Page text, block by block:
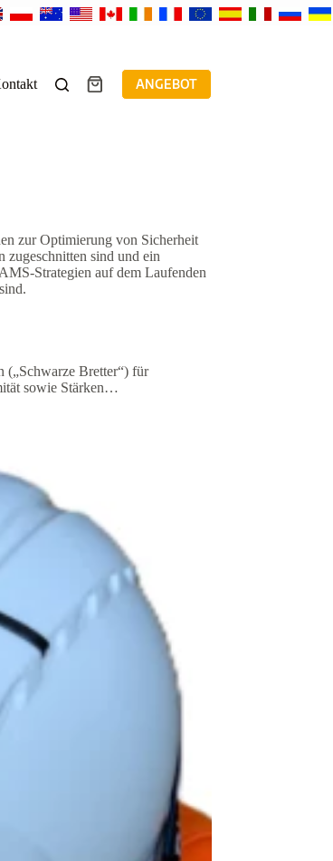
WarenkorbANGEBOT
zur Optimierung von Sicherheit
zugeschnitten sind und ein
Strategien auf dem Laufenden
(„Schwarze Bretter“) für
sowie Stärken…